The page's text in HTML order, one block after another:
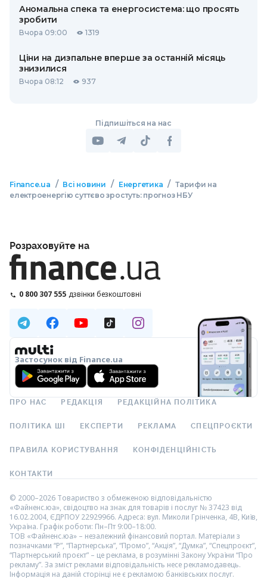
Аномальна спека та енергосистема: що просять
зробити
Вчора 09:00 1319
Ціни на дизпальне вперше за останній місяць
знизилися
Вчора 08:12 937
Підпишіться на нас
Finance.ua / Всі новини / Енергетика / Тарифи на
електроенергію суттєво зростуть: прогноз НБУ
Розраховуйте на
0 800 307 555 дзвінки безкоштовні
Застосунок від Finance.ua
ПРО НАС РЕДАКЦІЯ РЕДАКЦІЙНА ПОЛІТИКА
ПОЛІТИКА ШІ ЕКСПЕРТИ РЕКЛАМА СПЕЦПРОЄКТИ
ПРАВИЛА КОРИСТУВАННЯ КОНФІДЕНЦІЙНІСТЬ
КОНТАКТИ
© 2000–2026 Товариство з обмеженою відповідальністю
«Файненс.юа», свідоцтво на знак для товарів і послуг № 37423 від
16.02.2004, ЄДРПОУ 22929966. Адреса: вул. Миколи Грінченка, 4В, Київ,
Україна. Графік роботи: Пн–Пт 9:00–18:00.
ТОВ «Файненс.юа» – незалежний фінансовий портал. Матеріали з
позначками “Р”, “Партнерська”, “Промо”, “Акція”, “Думка”, “Спецпроєкт”,
“Партнерський проєкт” – це реклама, в розумінні Закону України “Про
рекламу”. За зміст реклами відповідальність несе рекламодавець.
Інформація на даній сторінці не є рекламою банківських послуг.